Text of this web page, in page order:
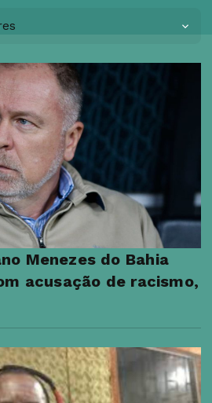
Menezes do Bahia
acusação de racismo,